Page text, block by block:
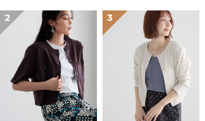
2 3